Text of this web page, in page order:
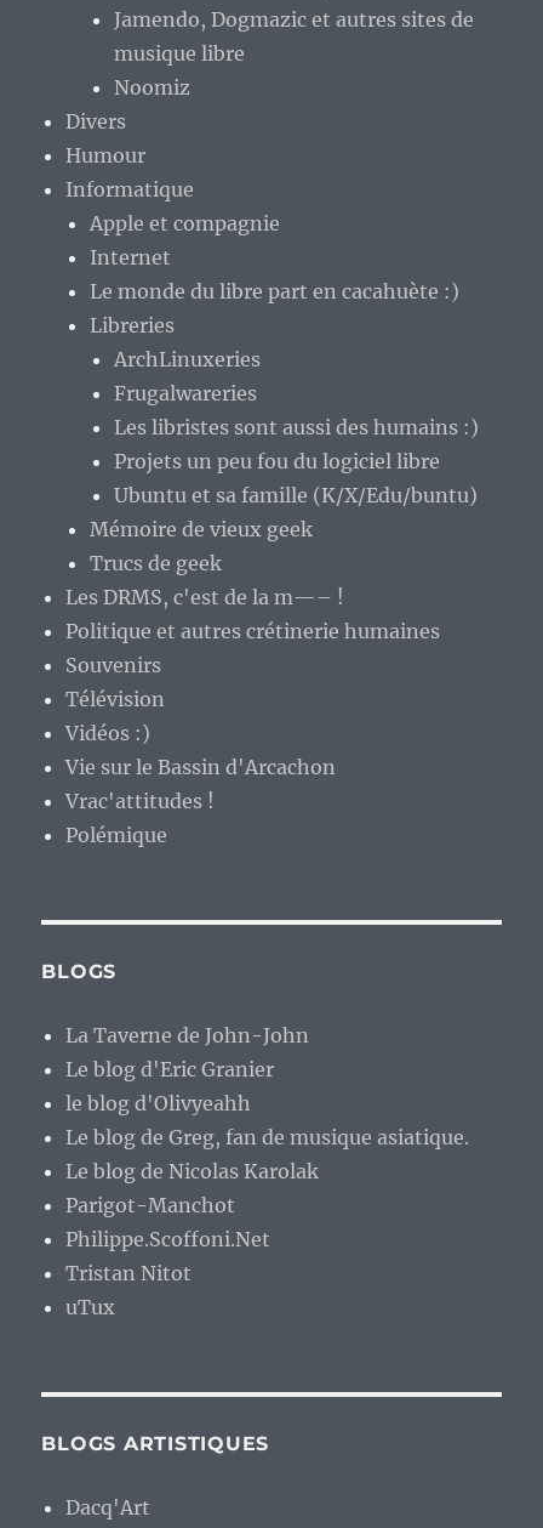
Jamendo, Dogmazic et autres sites de
musique libre
Noomiz
Divers
Humour
Informatique
Apple et compagnie
Internet
Le monde du libre part en cacahuète :)
Libreries
ArchLinuxeries
Frugalwareries
Les libristes sont aussi des humains :)
Projets un peu fou du logiciel libre
Ubuntu et sa famille (K/X/Edu/buntu)
Mémoire de vieux geek
Trucs de geek
Les DRMS, c'est de la m—– !
Politique et autres crétinerie humaines
Souvenirs
Télévision
Vidéos :)
Vie sur le Bassin d'Arcachon
Vrac'attitudes !
Polémique
BLOGS
La Taverne de John-John
Le blog d'Eric Granier
le blog d'Olivyeahh
Le blog de Greg, fan de musique asiatique.
Le blog de Nicolas Karolak
Parigot-Manchot
Philippe.Scoffoni.Net
Tristan Nitot
uTux
BLOGS ARTISTIQUES
Dacq'Art